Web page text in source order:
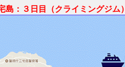
島：３日目（クライミングジム）